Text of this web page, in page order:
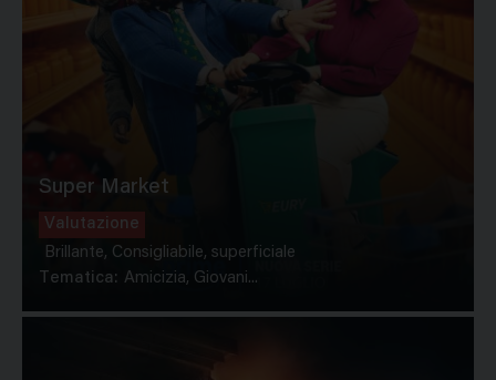
Super Market
Valutazione
Brillante, Consigliabile, superficiale
Tematica: Amicizia, Giovani...